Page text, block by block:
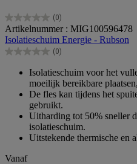
(0)
0.0
van
de
5
Artikelnummer : MIG100596478
Isolatieschuim Energie - Rubson
(0)
0.0
sterren.
Isolatieschuim voor het
moeilijk bereikbare
De fles kan tijdens het
gebruikt.
Uitharding tot 50% sneller
isolatieschuim.
Uitstekende thermische en
Vanaf